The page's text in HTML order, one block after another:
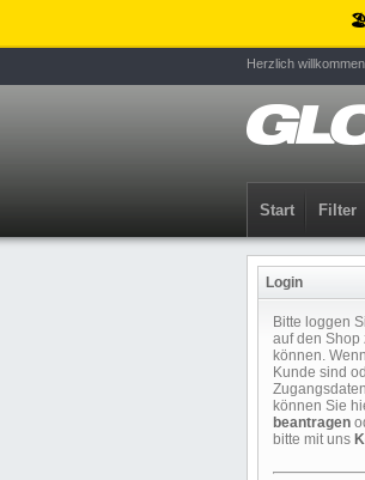
🏖️
Herzlich
Start Filter
Login
Bitte loggen
auf den Shop
können.
Kunde sind
können Sie
beantragen
bitte mit uns